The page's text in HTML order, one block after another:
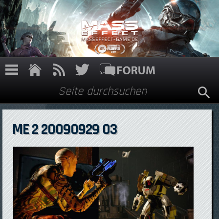
Direkt zum Inhalt
Suchformular
Suche
ME 2 20090929 03